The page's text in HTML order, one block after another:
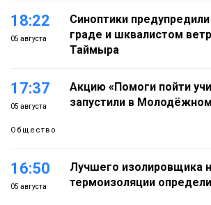
18:22
05 августа
Синоптики предупредили
граде и шквалистом
Таймыра
17:37
05 августа
Общество
Акцию «Помоги пойти
запустили в
16:50
05 августа
Лучшего изолировщика
термоизоляции
ремонтном предприятии